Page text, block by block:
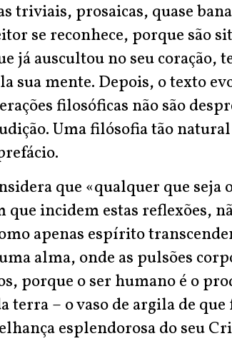
triviais, prosaicas, quase
se reconhece, porque são
já auscultou no seu coração,
sua mente. Depois, o texto
filosóficas não são
Uma filósofia tão
que «qualquer que seja
que incidem estas reflexões,
apenas espírito
alma, onde as pulsões
porque o ser humano é o
terra – o vaso de argila de que
esplendorosa do seu